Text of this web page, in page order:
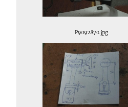
P9092870.jpg